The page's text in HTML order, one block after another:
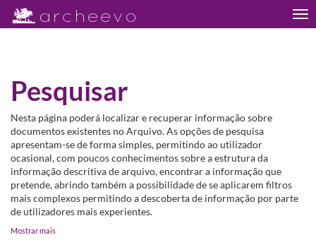
Pesquisar
Nesta página poderá localizar e recuperar informação sobre
documentos existentes no Arquivo. As opções de pesquisa
apresentam-se de forma simples, permitindo ao utilizador
ocasional, com poucos conhecimentos sobre a estrutura da
informação descritiva de arquivo, encontrar a informação que
pretende, abrindo também a possibilidade de se aplicarem filtros
mais complexos permitindo a descoberta de informação por parte
de utilizadores mais experientes.
Mostrar mais